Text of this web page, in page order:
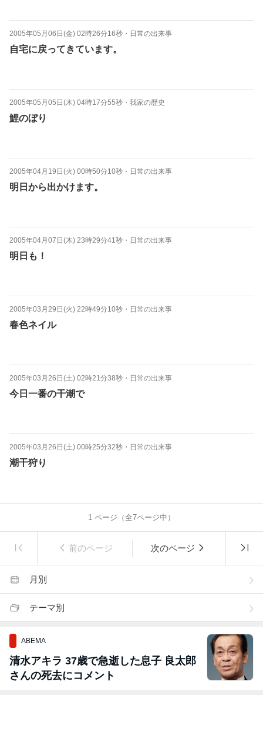
2005年05月06日(金) 02時26分16秒 ・ 日常の出来事
自宅に戻ってきています。
2005年05月05日(木) 04時17分55秒 ・ 我家の歴史
鯉のぼり
2005年04月19日(火) 00時50分10秒 ・ 日常の出来事
明日から出かけます。
2005年04月07日(木) 23時29分41秒 ・ 日常の出来事
明日も！
2005年03月29日(火) 22時49分10秒 ・ 日常の出来事
春色ネイル
2005年03月26日(土) 02時21分38秒 ・ 日常の出来事
今日一番の干潮で
2005年03月26日(土) 00時25分32秒 ・ 日常の出来事
潮干狩り
1 ページ（全7ページ中）
前のページ 次のページ
月別
テーマ別
ABEMA
清水アキラ 37歳で急逝した息子 良太郎
さんの死去にコメント